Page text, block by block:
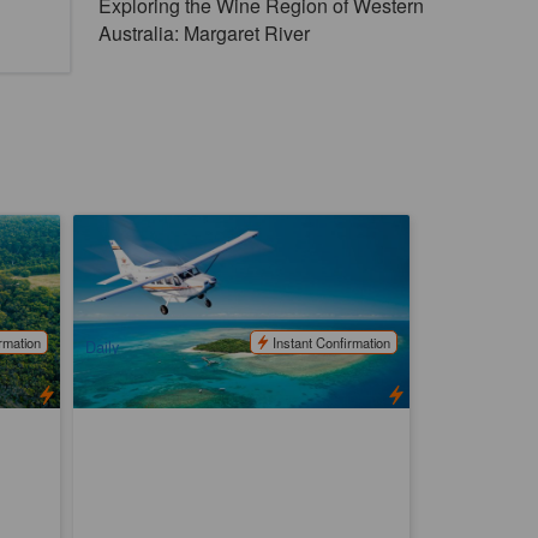
Exploring the Wine Region of Western
Australia: Margaret River
Reef Hopper Scenic Flight | Great
Barrier Reef
1.8k booked
AUD $278.00 $289.00
CNS03390
Daily
Instant Confirmation